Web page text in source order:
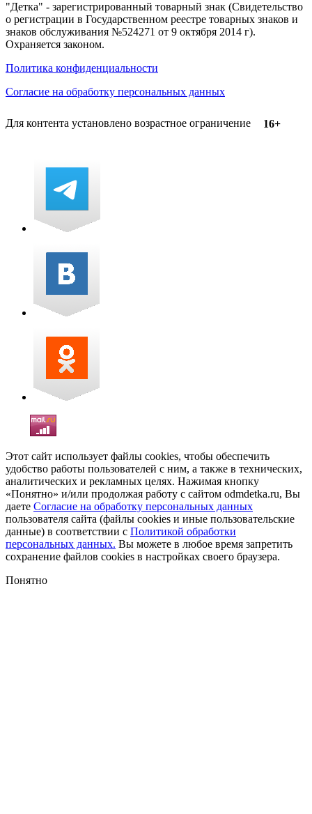
"Детка" - зарегистрированный товарный знак (Свидетельство
о регистрации в Государственном реестре товарных знаков и
знаков обслуживания №524271 от 9 октября 2014 г).
Охраняется законом.
Политика конфиденциальности
Согласие на обработку персональных данных
Для контента установлено возрастное ограничение 16+
Этот сайт использует файлы cookies, чтобы обеспечить
удобство работы пользователей с ним, а также в технических,
аналитических и рекламных целях. Нажимая кнопку
«Понятно» и/или продолжая работу с сайтом odmdetka.ru, Вы
даете Согласие на обработку персональных данных
пользователя сайта (файлы cookies и иные пользовательские
данные) в соответствии с Политикой обработки
персональных данных. Вы можете в любое время запретить
сохранение файлов cookies в настройках своего браузера.
Понятно